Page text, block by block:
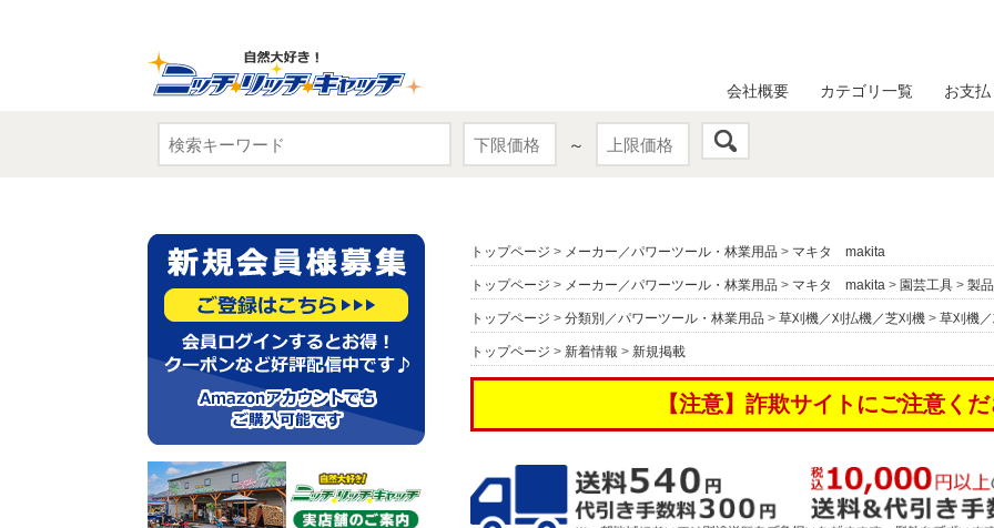
～
会社概要 カテゴリ一覧 お支
トップページ > メーカー／パワーツール・林業用品 > マキタ makita
トップページ > メーカー／パワーツール・林業用品 > マキタ makita > 園芸工具 > 製品
トップページ > 分類別／パワーツール・林業用品 > 草刈機／刈払機／芝刈機 > 草刈機
トップページ > 新着情報 > 新規掲載
【注意】詐欺サイトにご注意く